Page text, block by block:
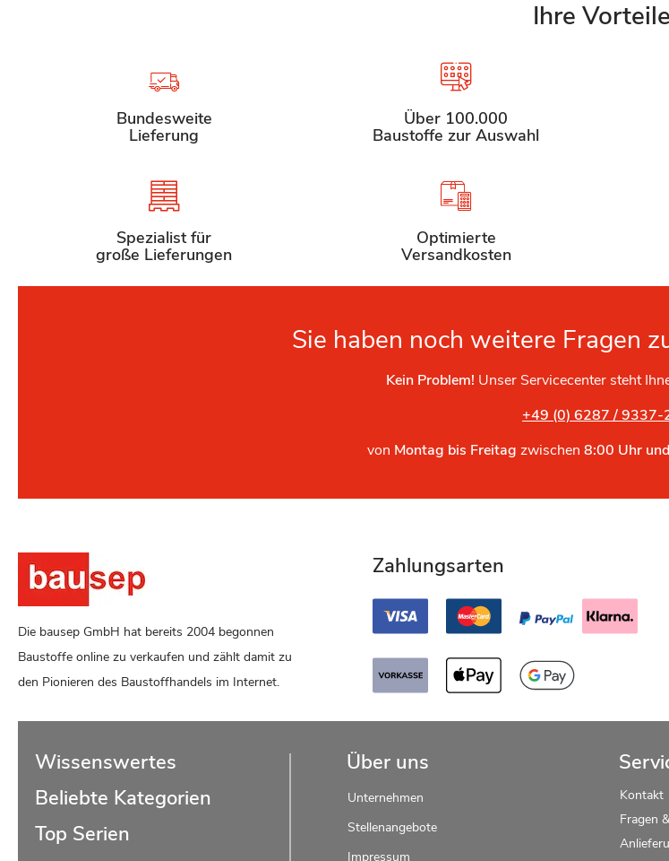
Ihre Vorteile
Bundesweite
Lieferung
Über 100.000
Baustoffe zur Auswahl
Spezialist für
große Lieferungen
Optimierte
Versandkosten
Sie haben noch weitere Fragen
Kein Problem! Unser Servicecenter steht
+49 (0) 6287 / 9337-
von Montag bis Freitag zwischen8:00 Uhr
Die bausep GmbH hat bereits 2004 begonnen
Baustoffe online zu verkaufen und zählt damit zu
den Pionieren des Baustoffhandels im Internet.
Zahlungsarten
Wissenswertes
Beliebte Kategorien
Top Serien
Über uns
Unternehmen
Stellenangebote
Impressum
Kontakt
Fragen